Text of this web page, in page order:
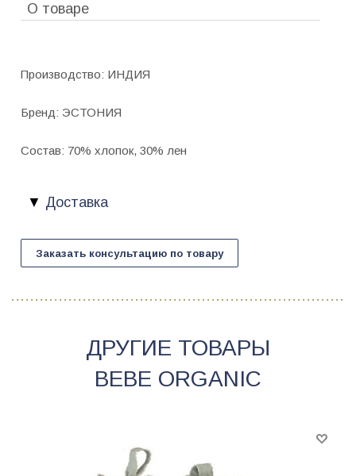
О товаре
Производство: ИНДИЯ
Бренд: ЭСТОНИЯ
Состав: 70% хлопок, 30% лен
Доставка
Заказать консультацию по товару
ДРУГИЕ ТОВАРЫ
BEBE ORGANIC